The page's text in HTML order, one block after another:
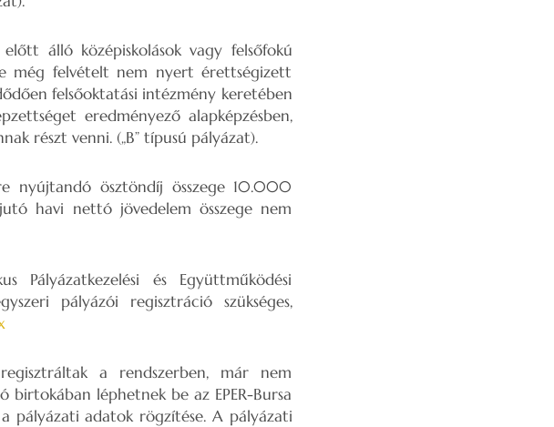
álló középiskolások vagy felsőfokú
még felvételt nem nyert érettségizett
felsőoktatási intézmény keretében
eredményező alapképzésben,
részt venni. („B” típusú pályázat).
nyújtandó ösztöndíj összege 10.000
havi nettó jövedelem összege nem
Pályázatkezelési és Együttműködési
pályázói regisztráció szükséges,
a rendszerben, már nem
birtokában léphetnek be az EPER-Bursa
pályázati adatok rögzítése. A pályázati